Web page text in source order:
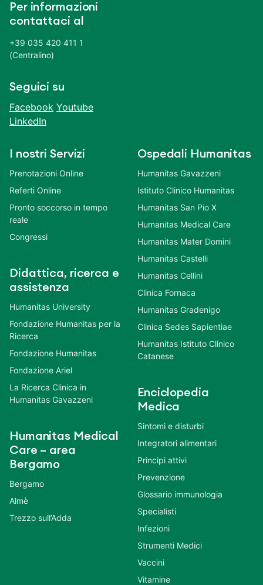
Per informazioni
contattaci al
+39 035 420 411 1
(Centralino)
Seguici su
Facebook Youtube
LinkedIn
I nostri Servizi
Prenotazioni Online
Referti Online
Pronto soccorso in tempo
reale
Congressi
Didattica, ricerca e
assistenza
Humanitas University
Fondazione Humanitas per la
Ricerca
Fondazione Humanitas
Fondazione Ariel
La Ricerca Clinica in
Humanitas Gavazzeni
Humanitas Medical
Care – area
Bergamo
Bergamo
Almè
Trezzo sull’Adda
Ospedali Humanitas
Humanitas Gavazzeni
Istituto Clinico Humanitas
Humanitas San Pio X
Humanitas Medical Care
Humanitas Mater Domini
Humanitas Castelli
Humanitas Cellini
Clinica Fornaca
Humanitas Gradenigo
Clinica Sedes Sapientiae
Humanitas Istituto Clinico
Catanese
Enciclopedia
Medica
Sintomi e disturbi
Integratori alimentari
Principi attivi
Prevenzione
Glossario immunologia
Specialisti
Infezioni
Strumenti Medici
Vaccini
Vitamine